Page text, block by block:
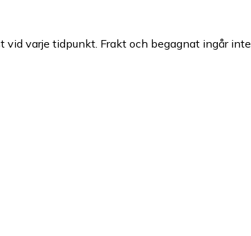
varje tidpunkt. Frakt och begagnat ingår inte.